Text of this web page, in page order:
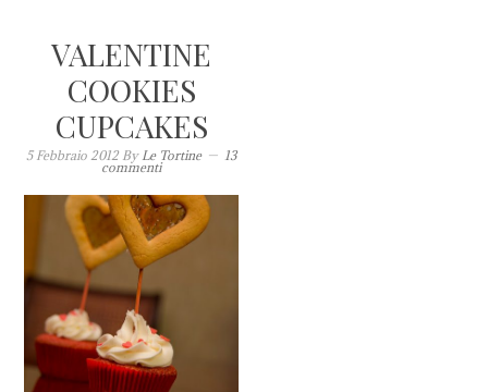
VALENTINE
COOKIES
CUPCAKES
5 Febbraio 2012ByLe Tortine 13
commenti